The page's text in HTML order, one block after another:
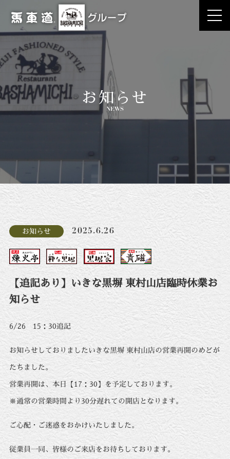
お知らせ
NEWS
お知らせ 2025.6.26
【追記あり】いきな黒塀 東村山店臨時休業お
知らせ
6/26 15：30追記
お知らせしておりましたいきな黒塀 東村山店の営業再開のめどが
たちました。
営業再開は、本日【17：30】を予定しております。
※通常の営業時間より30分遅れての開店となります。
ご心配・ご迷惑をおかけいたしました。
従業員一同、皆様のご来店をお待ちしております。